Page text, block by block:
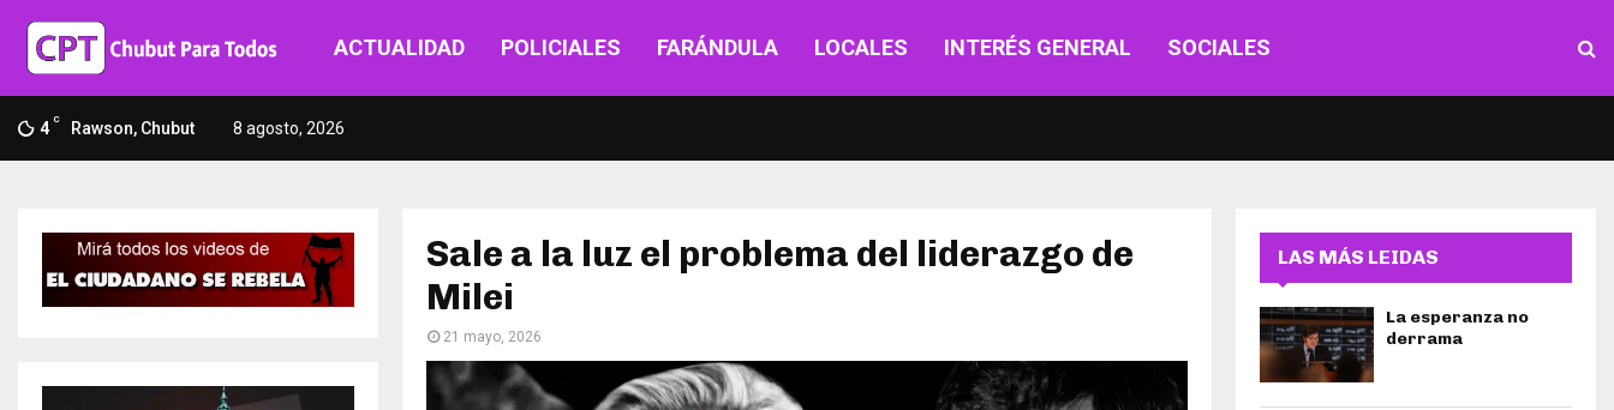
ACTUALIDAD POLICIALES FARÁNDULA LOCALES INTERÉS GENERAL SOCIALES
4 C Rawson, Chubut 8 agosto, 2026
Sale a la luz el problema del liderazgo de
Milei
21 mayo, 2026
LAS MÁS LEIDAS
La esperanza no
derrama